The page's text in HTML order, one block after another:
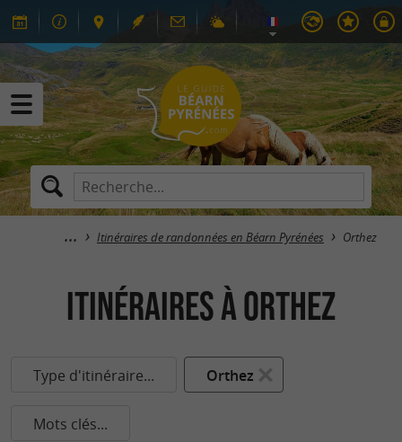
Itinéraires de randonnées en Béarn Pyrénées Orthez
itinéraires à Orthez
Type d'itinéraire... Orthez
Mots clés...